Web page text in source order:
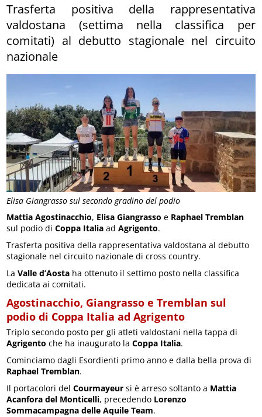
Elisa Giangrasso sul secondo gradino del podio
Trasferta positiva della rappresentativa
valdostana (settima nella classifica per
comitati) al debutto stagionale nel circuito
nazionale
Mattia Agostinacchio, Elisa Giangrasso e Raphael Tremblan
sul podio diCoppa Italia adAgrigento.
Trasferta positiva della rappresentativa valdostana al debutto
stagionale nel circuito nazionale di cross country.
LaValle d’Aosta ha ottenuto il settimo posto nella classifica
dedicata ai comitati.
Agostinacchio, Giangrasso e Tremblan sul
podio di Coppa Italia ad Agrigento
Triplo secondo posto per gli atleti valdostani nella tappa di
Agrigento che ha inaugurato laCoppa Italia.
Cominciamo dagli Esordienti primo anno e dalla bella prova di
Raphael Tremblan.
Il portacolori delCourmayeur si è arreso soltanto a Mattia
Acanfora del Monticelli, precedendo Lorenzo
Sommacampagna delle Aquile Team.